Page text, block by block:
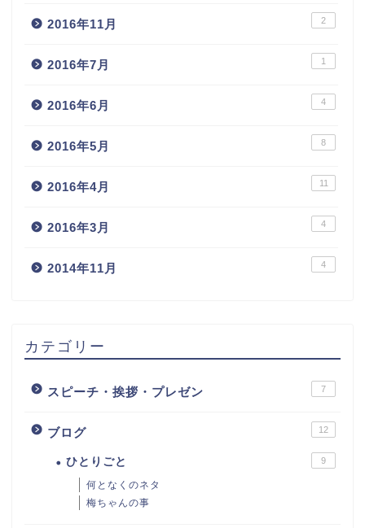
2016年11月 2
2016年7月 1
2016年6月 4
2016年5月 8
2016年4月 11
2016年3月 4
2014年11月 4
カテゴリー
スピーチ・挨拶・プレゼン 7
ブログ 12
ひとりごと 9
何となくのネタ
梅ちゃんの事